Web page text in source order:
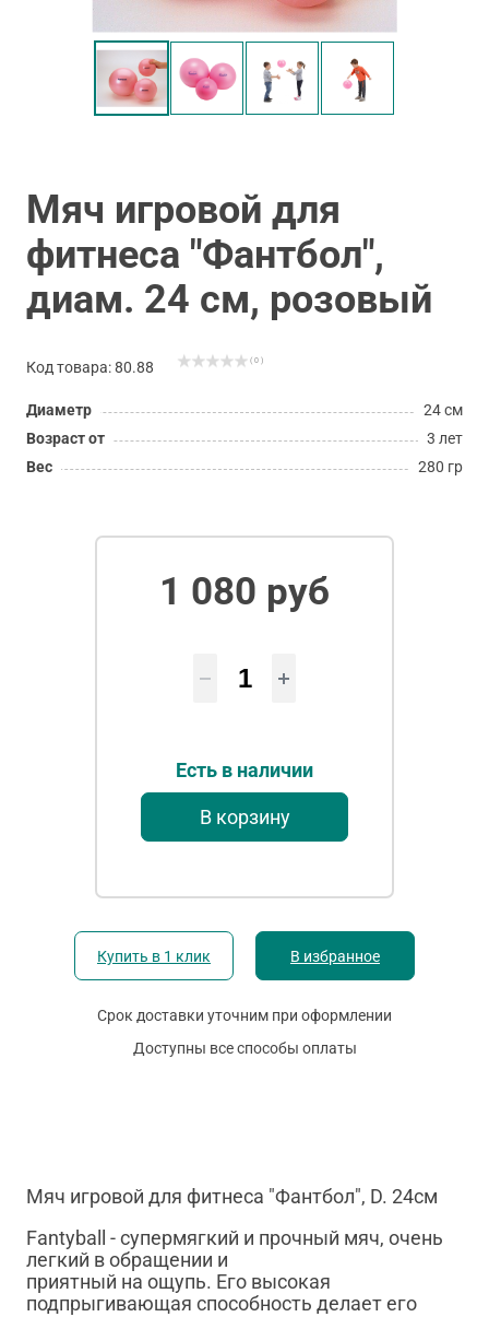
Мяч игровой для
фитнеса "Фантбол",
диам. 24 см, розовый
Код товара: 80.88 ( 0 )
Диаметр
24 см
Возраст от
3 лет
Вес
280 гр
1 080 руб
Есть в наличии
В корзину
Купить в 1 клик В избранное
Срок доставки уточним при оформлении
Доступны все способы оплаты
Мяч игровой для фитнеса "Фантбол", D. 24см
Fantyball - супермягкий и прочный мяч, очень
легкий в обращении и
приятный на ощупь. Его высокая
подпрыгивающая способность делает его